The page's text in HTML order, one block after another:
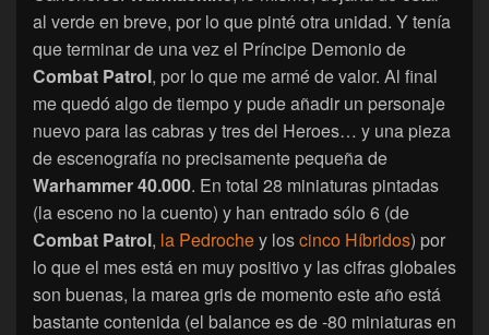
al verde en breve, por lo que pinté otra unidad. Y tenía
que terminar de una vez el Príncipe Demonio de
Combat Patrol, por lo que me armé de valor. Al final
me quedó algo de tiempo y pude añadir un personaje
nuevo para las cabras y tres del Heroes… y una pieza
de escenografía no precisamente pequeña de
Warhammer 40.000. En total 28 miniaturas pintadas
(la esceno no la cuento) y han entrado sólo 6 (de
Combat Patrol, la Pedrochey loscinco Híbridos) por
lo que el mes está en muy positivo y las cifras globales
son buenas, la marea gris de momento este año está
bastante contenida (el balance es de -80 miniaturas en